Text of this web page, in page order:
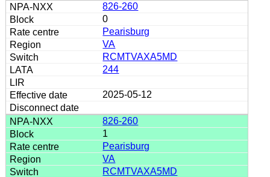
826-260
0
Pearisburg
VA
RCMTVAXA5MD
244
2025-05-12
826-260
1
Pearisburg
VA
RCMTVAXA5MD